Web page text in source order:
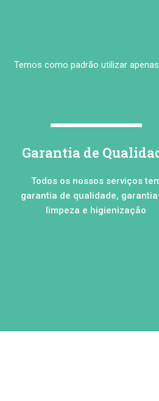
Temos como padrão utilizar
Garantia de
Todos os nossos serviços
garantia de qualidade, garantia
limpeza e higienização